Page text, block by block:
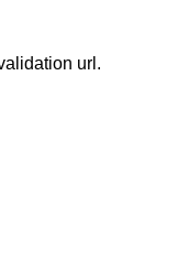
url.